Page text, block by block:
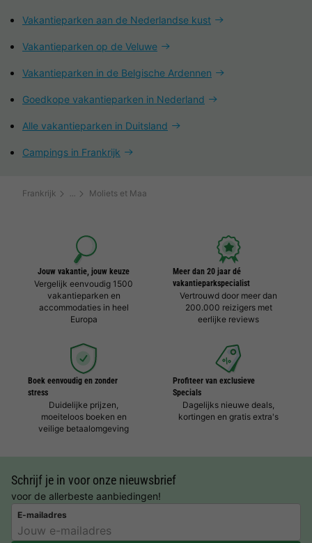
Vakantieparken aan de Nederlandse kust
Vakantieparken op de Veluwe
Vakantieparken in de Belgische Ardennen
Goedkope vakantieparken in Nederland
Alle vakantieparken in Duitsland
Campings in Frankrijk
Frankrijk Moliets et Maa
Jouw vakantie, jouw keuze
Vergelijk eenvoudig 1500
vakantieparken en
accommodaties in heel
Europa
Meer dan 20 jaar dé
vakantieparkspecialist
Vertrouwd door meer dan
200.000 reizigers met
eerlijke reviews
Boek eenvoudig en zonder
stress
Duidelijke prijzen,
moeiteloos boeken en
veilige betaalomgeving
Profiteer van exclusieve
Specials
Dagelijks nieuwe deals,
kortingen en gratis extra's
Schrijf je in voor onze nieuwsbrief
voor de allerbeste aanbiedingen!
E-mailadres